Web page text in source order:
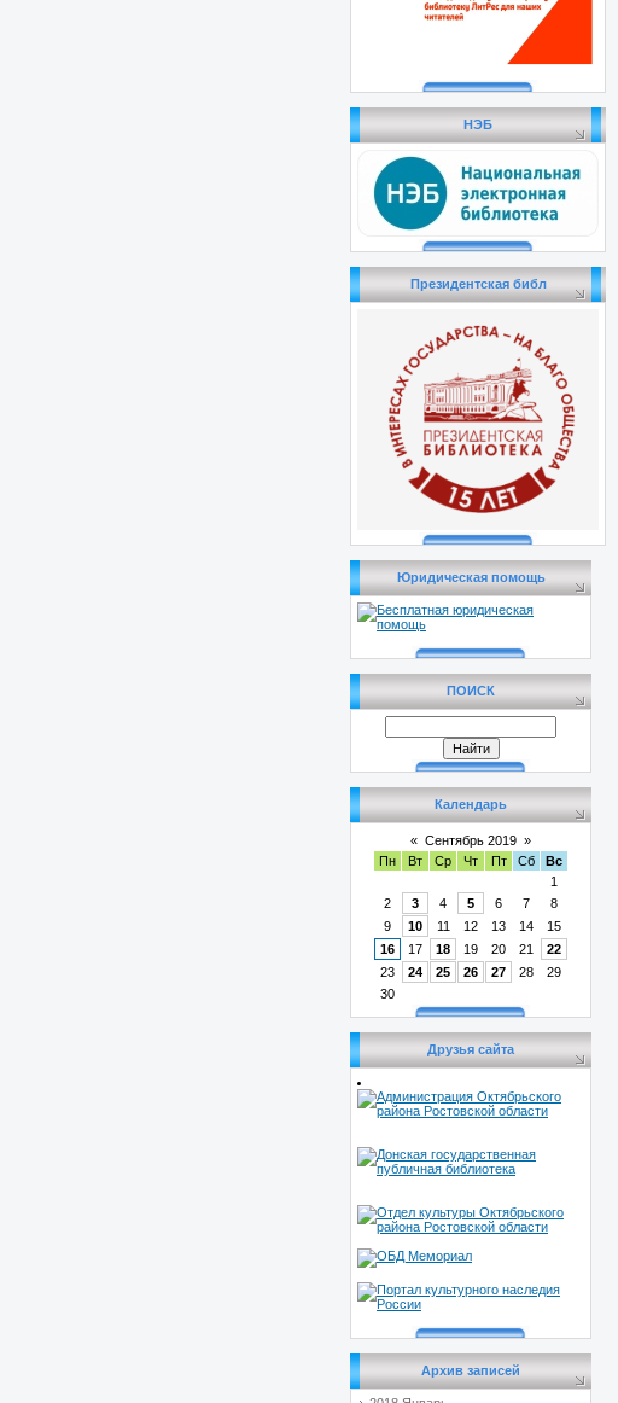
НЭБ
Президентская библ
Юридическая помощь
ПОИСК
Календарь
« Сентябрь 2019 »
Пн
Вт Ср Чт Пт Сб
Вс
1
2
3 4 5 6 7
8
9
10 11 12 13 14
15
16
17 18 19 20 21
22
23
24 25 26 27 28
29
30
Друзья сайта
Архив записей